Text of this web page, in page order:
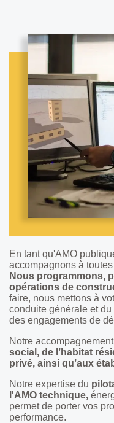
En tant qu'AMO
accompagnons à
Nous programmons,
opérations de
faire, nous mettons à
conduite générale et
des engagements de
Notre
social, de l’habitat
privé, ainsi qu’aux
Notre expertise du
l'AMO technique,
permet de porter vos
performance.